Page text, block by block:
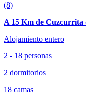
(8)
A 15 Km de Cuzcurrita
Alojamiento entero
2 - 18 personas
2 dormitorios
18 camas